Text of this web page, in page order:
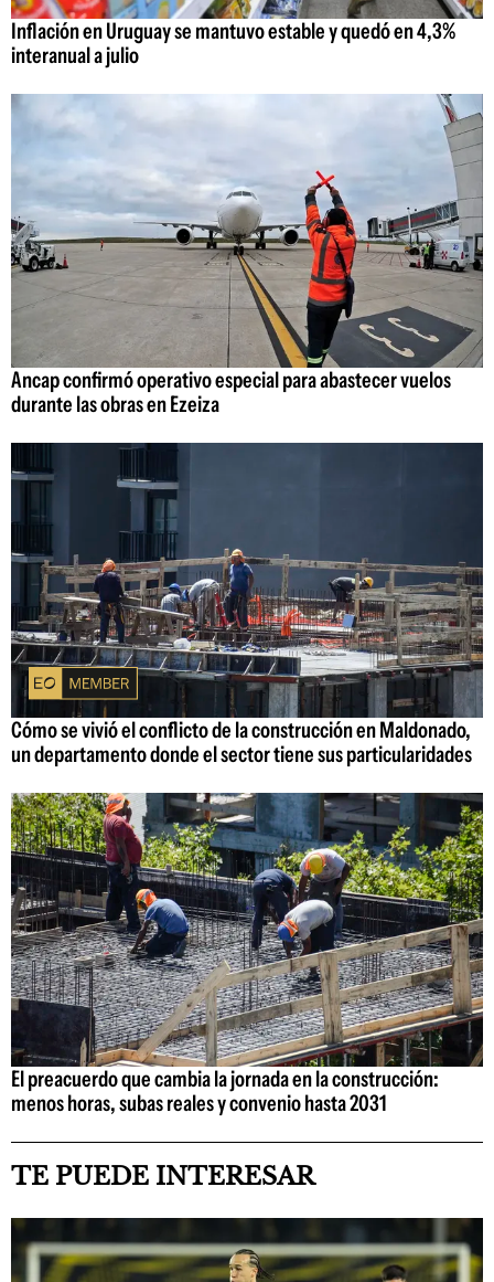
Inflación en Uruguay se mantuvo estable y quedó en 4,3%
interanual a julio
Ancap confirmó operativo especial para abastecer vuelos
durante las obras en Ezeiza
Cómo se vivió el conflicto de la construcción en Maldonado,
un departamento donde el sector tiene sus particularidades
El preacuerdo que cambia la jornada en la construcción:
menos horas, subas reales y convenio hasta 2031
TE PUEDE INTERESAR